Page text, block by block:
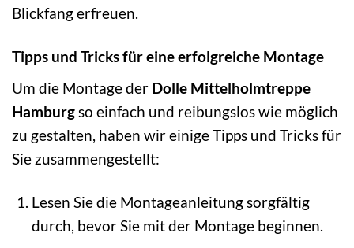
Blickfang erfreuen.
Tipps und Tricks für eine erfolgreiche Montage
Um die Montage der Dolle Mittelholmtreppe
Hamburgso einfach und reibungslos wie möglich
zu gestalten, haben wir einige Tipps und Tricks für
Sie zusammengestellt:
Lesen Sie die Montageanleitung sorgfältig
durch, bevor Sie mit der Montage beginnen.